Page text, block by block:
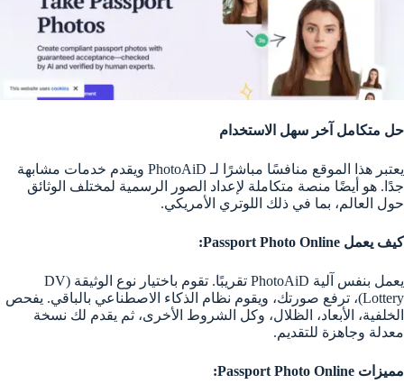
حل متكامل آخر سهل الاستخدام
يعتبر هذا الموقع منافسًا مباشرًا لـ PhotoAiD ويقدم خدمات مشابهة
جدًا. هو أيضًا منصة متكاملة لإعداد الصور الرسمية لمختلف الوثائق
حول العالم، بما في ذلك اللوتري الأمريكي.
كيف يعمل Passport Photo Online:
يعمل بنفس آلية PhotoAiD تقريبًا. تقوم باختيار نوع الوثيقة (DV
Lottery)، ترفع صورتك، ويقوم نظام الذكاء الاصطناعي بالباقي. يفحص
الخلفية، الأبعاد، الظلال، وكل الشروط الأخرى، ثم يقدم لك نسخة
معدلة وجاهزة للتقديم.
مميزات Passport Photo Online: